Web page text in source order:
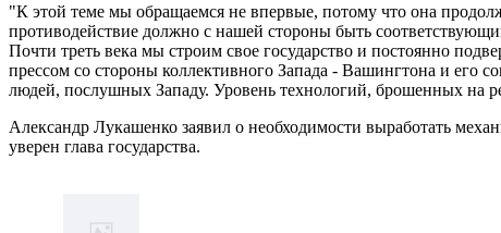
"К этой теме мы обращаемся не впервые, потому что она
противодействие должно с нашей стороны быть
Почти треть века мы строим свое государство и постоянно
прессом со стороны коллективного Запада - Вашингтона и его
людей, послушных Западу. Уровень технологий, брошенных на
Александр Лукашенко заявил о необходимости выработать
уверен глава государства.